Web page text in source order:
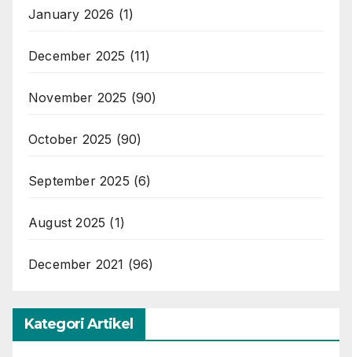
January 2026 (1)
December 2025 (11)
November 2025 (90)
October 2025 (90)
September 2025 (6)
August 2025 (1)
December 2021 (96)
Kategori Artikel